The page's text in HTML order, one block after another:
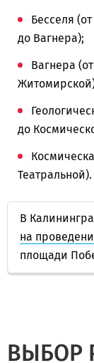
Бесселя
до Вагнера);
Вагнера
до
Театральной).
В
на
площади
ВЫБОР